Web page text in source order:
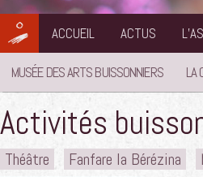
ACCUEIL ACTUS
MUSÉE DES ARTS BUISSONNIERS LA
Activités
Théâtre Fanfare la Bérézina